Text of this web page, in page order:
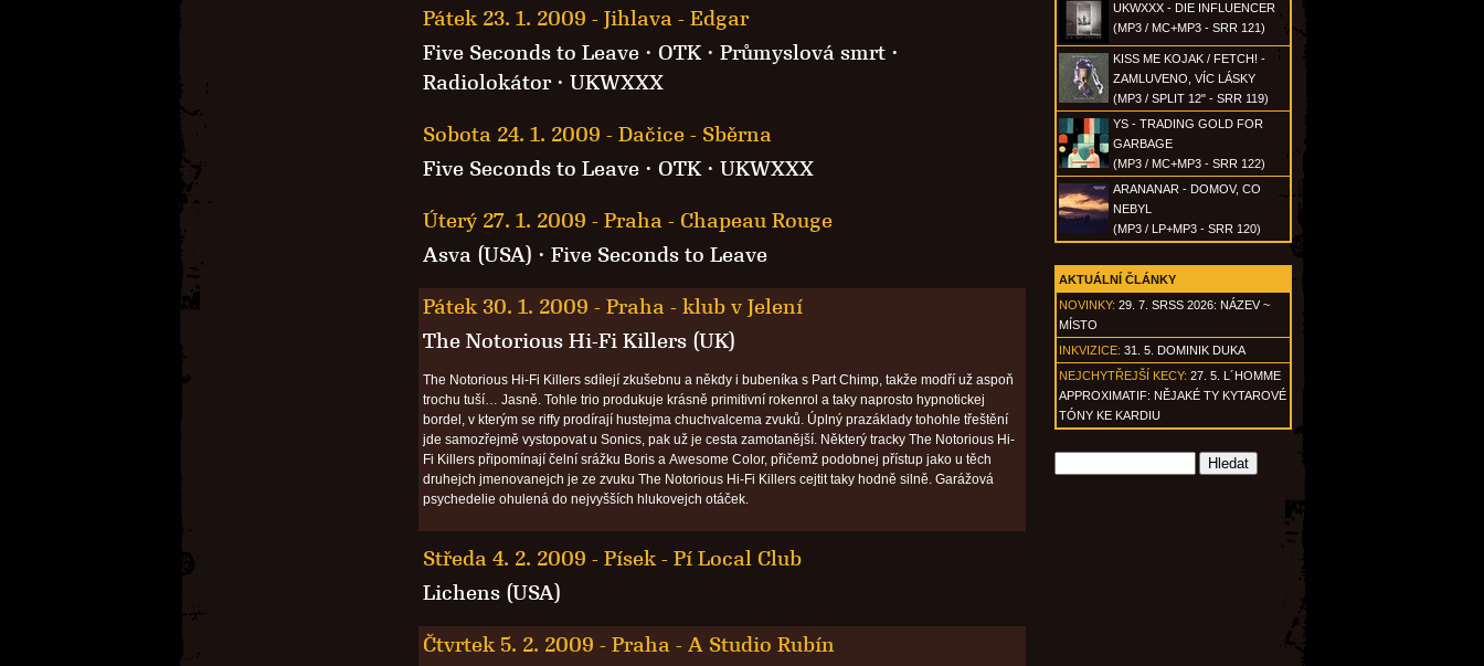
UKWXXX - DIE INFLUENCER
(MP3 / MC+MP3 - SRR 121)
KISS ME KOJAK / FETCH! -
ZAMLUVENO, VÍC LÁSKY
(MP3 / SPLIT 12" - SRR 119)
YS - TRADING GOLD FOR
GARBAGE
(MP3 / MC+MP3 - SRR 122)
ARANANAR - DOMOV, CO
NEBYL
(MP3 / LP+MP3 - SRR 120)
AKTUÁLNÍ ČLÁNKY
NOVINKY: 29. 7. SRSS 2026: NÁZEV ~
MÍSTO
INKVIZICE: 31. 5. DOMINIK DUKA
NEJCHYTŘEJŠÍ KECY: 27. 5. L´HOMME
APPROXIMATIF: NĚJAKÉ TY KYTAROVÉ
TÓNY KE KARDIU
Pátek 23. 1. 2009 - Jihlava - Edgar
Five Seconds to Leave · OTK · Průmyslová smrt ·
Radiolokátor· UKWXXX
Sobota 24. 1. 2009 - Dačice - Sběrna
Five Seconds to Leave · OTK · UKWXXX
Úterý 27. 1. 2009 - Praha - Chapeau Rouge
Asva (USA) · Five Seconds to Leave
Pátek 30. 1. 2009 - Praha - klub v Jelení
The Notorious Hi-Fi Killers (UK)
The Notorious Hi-Fi Killers sdílejí zkušebnu a někdy i bubeníka s Part Chimp, takže modří už aspoň
trochu tuší… Jasně. Tohle trio produkuje krásně primitivní rokenrol a taky naprosto hypnotickej
bordel, v kterým se riffy prodírají hustejma chuchvalcema zvuků. Úplný prazáklady tohohle třeštění
jde samozřejmě vystopovat u Sonics, pak už je cesta zamotanější. Některý tracky The Notorious Hi-
Fi Killers připomínají čelní srážku Boris a Awesome Color, přičemž podobnej přístup jako u těch
druhejch jmenovanejch je ze zvuku The Notorious Hi-Fi Killers cejtit taky hodně silně. Garážová
psychedelie ohulená do nejvyšších hlukovejch otáček.
Středa 4. 2. 2009 - Písek - Pí Local Club
Lichens (USA)
Čtvrtek 5. 2. 2009 - Praha - A Studio Rubín